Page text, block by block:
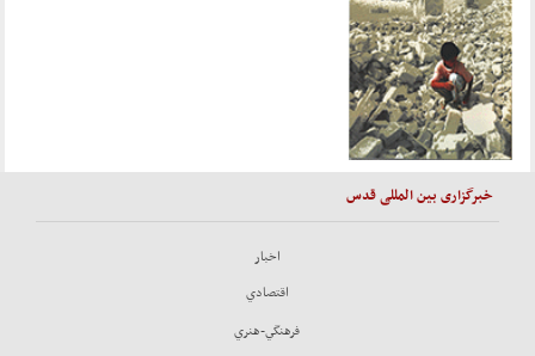
خبرگزاری بین المللی قدس
اخبار
اقتصادي
فرهنگي-هنري